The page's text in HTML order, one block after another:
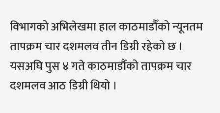
विभागको अभिलेखमा हाल काठमाडौँको न्यूनतम
तापक्रम चार दशमलव तीन डिग्री रहेको छ ।
यसअघि पुस ४ गते काठमाडौँको तापक्रम चार
दशमलव आठ डिग्री थियो ।